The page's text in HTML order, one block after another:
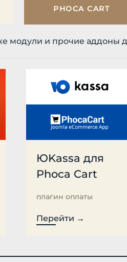
PHOCA CART
модули и прочие аддоны
ЮKassa для
Phoca Cart
плагин оплаты
Перейти →